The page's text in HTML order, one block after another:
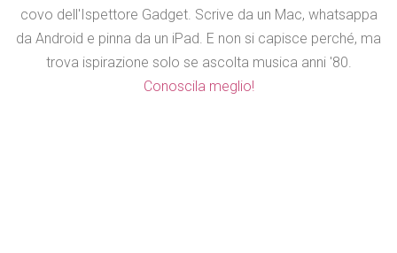
covo dell'Ispettore Gadget. Scrive da un Mac, whatsappa
da Android e pinna da un iPad. E non si capisce perché, ma
trova ispirazione solo se ascolta musica anni '80.
Conoscila meglio!